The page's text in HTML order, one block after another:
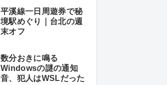
平溪線一日周遊券で秘
境駅めぐり｜台北の週
末オフ
数分おきに鳴る
Windowsの謎の通知
音、犯人はWSLだった